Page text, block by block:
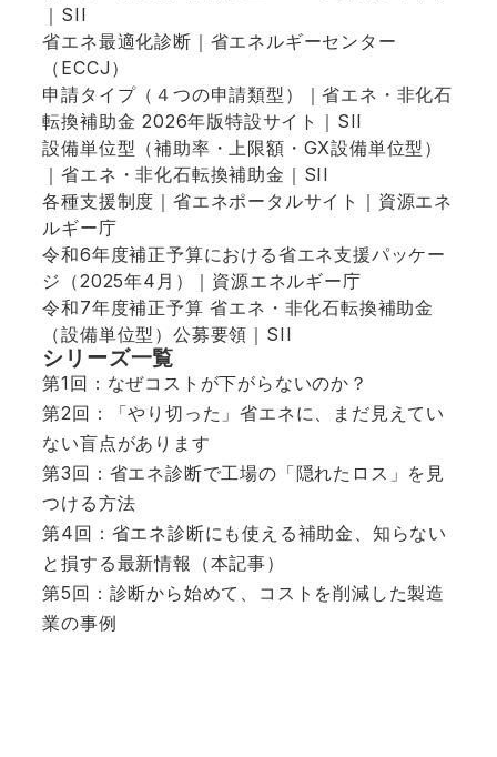
｜SII
省エネ最適化診断｜省エネルギーセンター
（ECCJ）
申請タイプ（４つの申請類型）｜省エネ・非化石
転換補助金 2026年版特設サイト｜SII
設備単位型（補助率・上限額・GX設備単位型）
｜省エネ・非化石転換補助金｜SII
各種支援制度｜省エネポータルサイト｜資源エネ
ルギー庁
令和6年度補正予算における省エネ支援パッケー
ジ（2025年4月）｜資源エネルギー庁
令和7年度補正予算 省エネ・非化石転換補助金
（設備単位型）公募要領｜SII
シリーズ一覧
第1回： なぜコストが下がらないのか？
第2回：
「やり切った」省エネに、まだ見えてい
ない盲点があります
第3回： 省エネ診断で工場の「隠れたロス」を見
つける方法
第4回：省エネ診断にも使える補助金、知らない
と損する最新情報（本記事）
第5回： 診断から始めて、コストを削減した製造
業の事例